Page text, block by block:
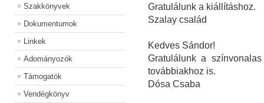
Szakkönyvek
Dokumentumok
Linkek
Adományozók
Támogatók
Vendégkönyv
Gratulálunk a kiállításhoz.
Szalay család
Kedves Sándor!
Gratulálunk a
továbbiakhoz is.
Dósa Csaba